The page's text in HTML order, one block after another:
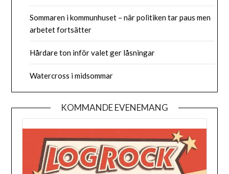
Sommaren i kommunhuset – när politiken tar paus men
arbetet fortsätter
Hårdare ton inför valet ger låsningar
Watercross i midsommar
KOMMANDE EVENEMANG